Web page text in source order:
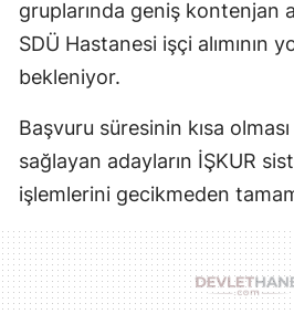
gruplarında geniş kontenjan
SDÜ Hastanesi işçi alımının
bekleniyor.
Başvuru süresinin kısa
sağlayan adayların İŞKUR
işlemlerini gecikmeden